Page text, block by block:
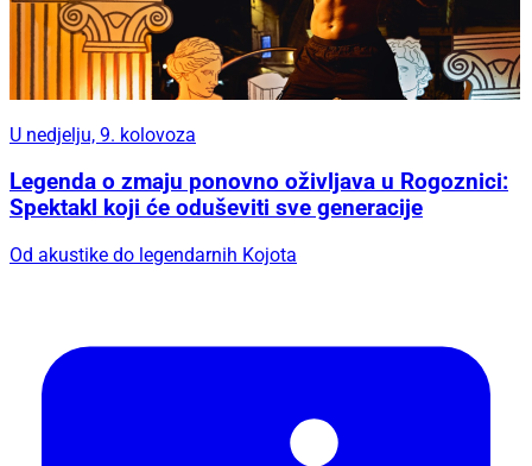
U nedjelju, 9. kolovoza
Legenda o zmaju ponovno oživljava u Rogoznici:
Spektakl koji će oduševiti sve generacije
Od akustike do legendarnih Kojota